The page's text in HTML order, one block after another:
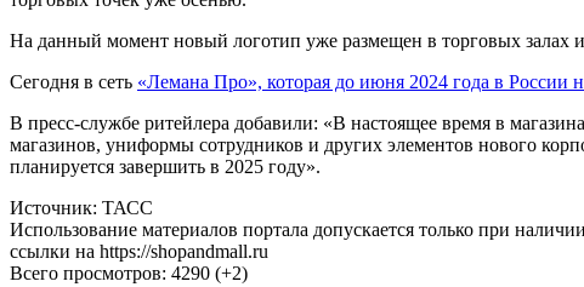
магазинов, униформы сотрудников и других элементов нового
планируется завершить в 2025 году».
Использование материалов портала допускается только при
ссылки на https://shopandmall.ru
Всего просмотров:4290 (+2)
Теги: Лемана ПРО